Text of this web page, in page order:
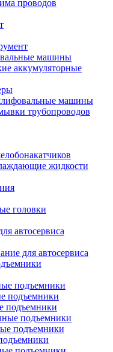
проводов
машины
аккумуляторные
машины
трубопроводов
жидкости
головки
автосервиса
для автосервиса
подъемники
подъемники
подъемники
подъемники
подъемники